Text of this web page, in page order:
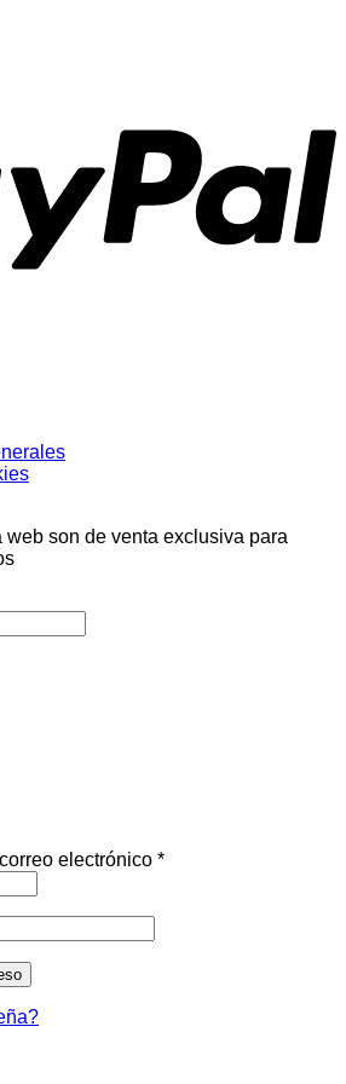
web son de venta exclusiva para
electrónico *Obligatorio